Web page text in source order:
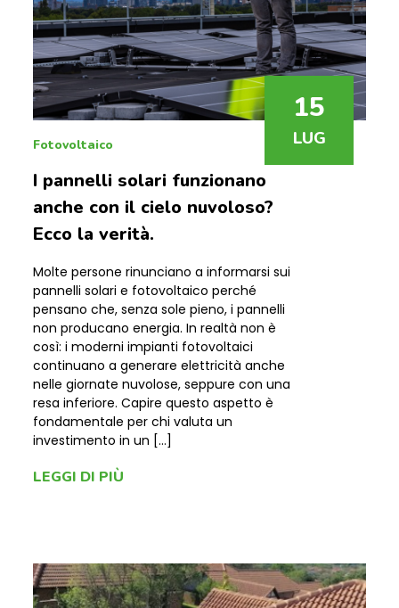
15
LUG
Fotovoltaico
I pannelli solari funzionano
anche con il cielo nuvoloso?
Ecco la verità.
Molte persone rinunciano a informarsi sui
pannelli solari e fotovoltaico perché
pensano che, senza sole pieno, i pannelli
non producano energia. In realtà non è
così: i moderni impianti fotovoltaici
continuano a generare elettricità anche
nelle giornate nuvolose, seppure con una
resa inferiore. Capire questo aspetto è
fondamentale per chi valuta un
investimento in un […]
LEGGI DI PIÙ